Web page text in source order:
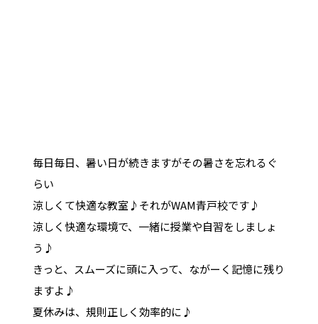
毎日毎日、暑い日が続きますがその暑さを忘れるぐ
らい
涼しくて快適な教室♪それがWAM青戸校です♪
涼しく快適な環境で、一緒に授業や自習をしましょ
う♪
きっと、スムーズに頭に入って、ながーく記憶に残り
ますよ♪
夏休みは、規則正しく効率的に♪